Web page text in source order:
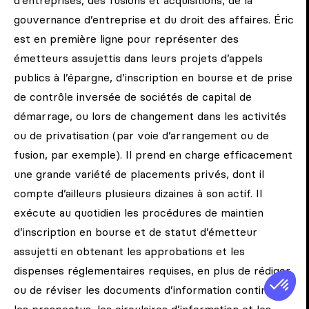
gouvernance d’entreprise et du droit des affaires. Éric
est en première ligne pour représenter des
émetteurs assujettis dans leurs projets d’appels
publics à l’épargne, d’inscription en bourse et de prise
de contrôle inversée de sociétés de capital de
démarrage, ou lors de changement dans les activités
ou de privatisation (par voie d’arrangement ou de
fusion, par exemple). Il prend en charge efficacement
une grande variété de placements privés, dont il
compte d’ailleurs plusieurs dizaines à son actif. Il
exécute au quotidien les procédures de maintien
d’inscription en bourse et de statut d’émetteur
assujetti en obtenant les approbations et les
dispenses réglementaires requises, en plus de rédiger
ou de réviser les documents d’information continue,